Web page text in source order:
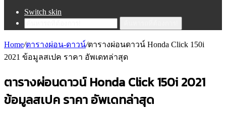
Switch skin
Home/ตารางผ่อน-ดาวน์/ตารางผ่อนดาวน์ Honda Click 150i
2021 ข้อมูลสเปค ราคา อัพเดทล่าสุด
ตารางผ่อนดาวน์ Honda Click 150i 2021
ข้อมูลสเปค ราคา อัพเดทล่าสุด